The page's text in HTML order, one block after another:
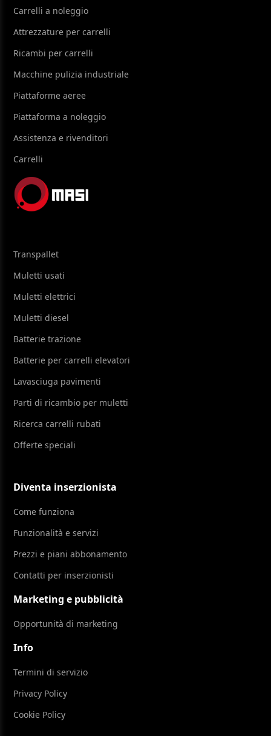
Carrelli a noleggio
Attrezzature per carrelli
Ricambi per carrelli
Macchine pulizia industriale
Piattaforme aeree
Piattaforma a noleggio
Assistenza e rivenditori
Carrelli
Transpallet
Muletti usati
Muletti elettrici
Muletti diesel
Batterie trazione
Batterie per carrelli elevatori
Lavasciuga pavimenti
Parti di ricambio per muletti
Ricerca carrelli rubati
Offerte speciali
Diventa inserzionista
Come funziona
Funzionalità e servizi
Prezzi e piani abbonamento
Contatti per inserzionisti
Marketing e pubblicità
Opportunità di marketing
Info
Termini di servizio
Privacy Policy
Cookie Policy